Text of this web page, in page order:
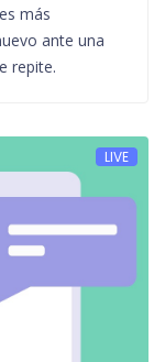
más
ante una
repite.
LIVE